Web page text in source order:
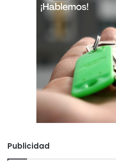
Publicidad